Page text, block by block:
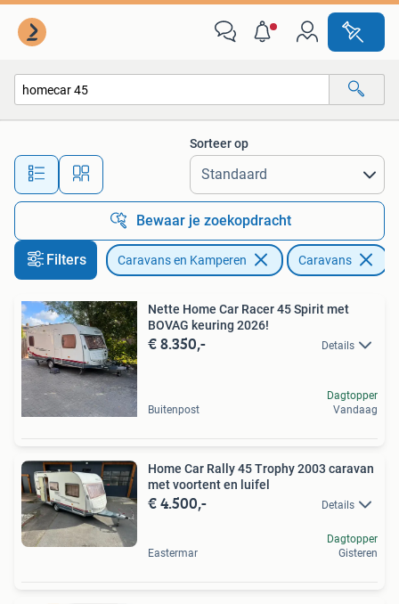
Alle afstanden…
Sorteer op
Bewaar je zoekopdracht
Filters Caravans en Kamperen Caravans
Nette Home Car Racer 45 Spirit met
BOVAG keuring 2026!
€ 8.350,- Details
Buitenpost
Dagtopper
Vandaag
Home Car Rally 45 Trophy 2003 caravan
met voortent en luifel
€ 4.500,- Details
Eastermar
Dagtopper
Gisteren